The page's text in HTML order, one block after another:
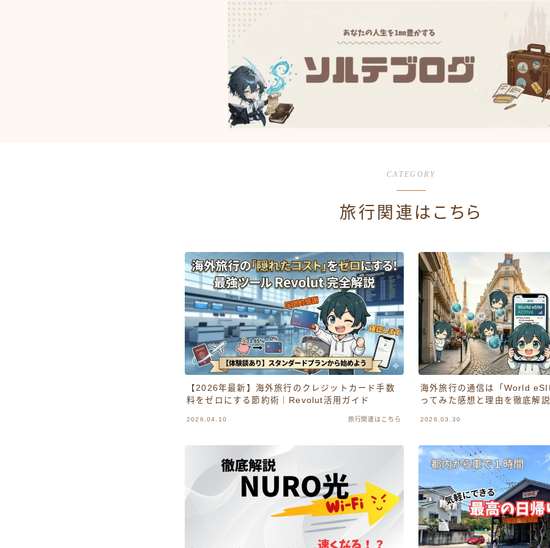
CATEGORY
旅行関連はこちら
【2026年最新】海外旅行のクレジットカード手数
料をゼロにする節約術｜Revolut活用ガイド
2026.04.10 旅行関連はこちら
海外旅行の通信は「World
ってみた感想と理由を徹底解説
2026.03.30